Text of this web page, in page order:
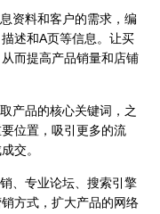
料和客户的需求，编
述和A页等信息。让买
而提高产品销量和店铺
品的核心关键词，之
位置，吸引更多的流
交。
、专业论坛、搜索引擎
方式，扩大产品的网络